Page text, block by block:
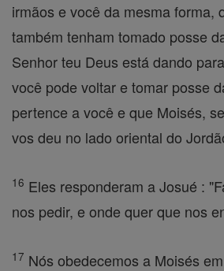
irmãos e você da mesma forma,
também tenham tomado posse
Senhor teu Deus está dando
você pode voltar e tomar posse
pertence a você e que Moisés,
vos deu no lado oriental do
16 Eles responderam a Josué :
nos pedir, e onde quer que nos
17 Nós obedecemos a Moisés